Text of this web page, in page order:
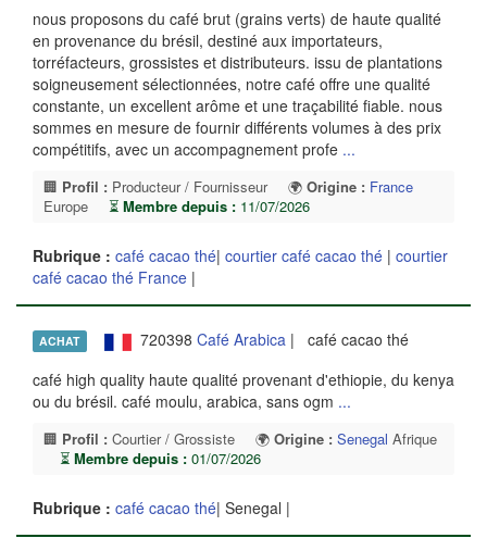
nous proposons du café brut (grains verts) de haute qualité
en provenance du brésil, destiné aux importateurs,
torréfacteurs, grossistes et distributeurs. issu de plantations
soigneusement sélectionnées, notre café offre une qualité
constante, un excellent arôme et une traçabilité fiable. nous
sommes en mesure de fournir différents volumes à des prix
compétitifs, avec un accompagnement profe ...
🏢 Profil : Producteur / Fournisseur 🌍 Origine : France
Europe
⏳ Membre depuis : 11/07/2026
Rubrique : café cacao thé| courtier café cacao thé | courtier
café cacao thé France |
ACHAT 720398 Café Arabica| café cacao thé
café high quality haute qualité provenant d'ethiopie, du kenya
ou du brésil. café moulu, arabica, sans ogm ...
🏢 Profil : Courtier / Grossiste 🌍 Origine : Senegal Afrique
⏳ Membre depuis : 01/07/2026
Rubrique : café cacao thé| Senegal |